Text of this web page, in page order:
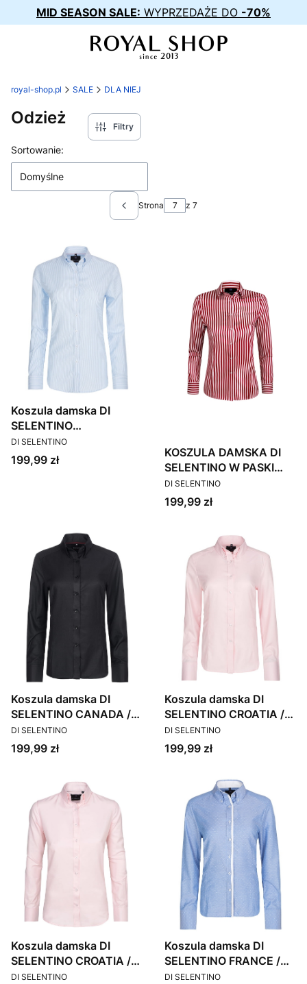
MID SEASON SALE: WYPRZEDAŻE DO -70%
royal-shop.pl SALE DLA NIEJ
Odzież Filtry
Lista produktów
Sortowanie:
Domyślne
Poprzednie produkty
Strona z 7
Koszula damska DI
SELENTINO
SWITZERLAND /
CUSTOM
PRODUCENT
DI SELENTINO
Cena
199,99 zł
KOSZULA DAMSKA DI
SELENTINO W PASKI
POLAND
PRODUCENT
DI SELENTINO
Cena
199,99 zł
Koszula damska DI
SELENTINO CANADA /
CUSTOM
PRODUCENT
DI SELENTINO
Cena
199,99 zł
Koszula damska DI
SELENTINO CROATIA /
CUSTOM
PRODUCENT
DI SELENTINO
Cena
199,99 zł
Koszula damska DI
SELENTINO CROATIA /
SLIM
PRODUCENT
DI SELENTINO
Koszula damska DI
SELENTINO FRANCE /
CUSTOM
PRODUCENT
DI SELENTINO